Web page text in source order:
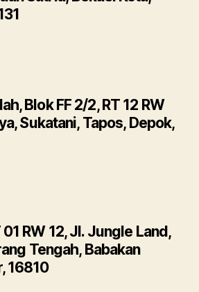
Blok FF 2/2, RT 12 RW
Sukatani, Tapos, Depok,
01 RW 12, Jl. Jungle Land,
Tengah, Babakan
16810